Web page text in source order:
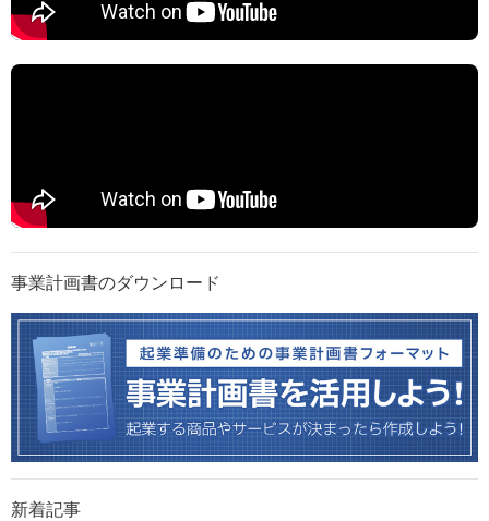
事業計画書のダウンロード
新着記事